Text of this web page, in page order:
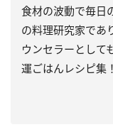
食材の波動で毎
の料理研究家であ
ウンセラーとして
運ごはんレシピ集！